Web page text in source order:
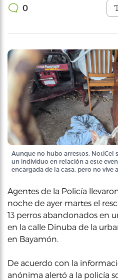
0
Aunque no hubo arrestos, NotiCel
un individuo en relación a este
encargada de la casa, pero no vive
Agentes de la Policía
noche de ayer martes el
13 perros abandonados en
en la calle Dinuba de la
en Bayamón.
De acuerdo con la
anónima alertó a la policía